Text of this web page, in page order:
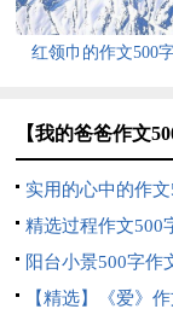
红领巾的作文500
【我的爸爸作文
实用的心中的作
四篇
精选过程作文500
阳台小景500字作
【精选】《爱》